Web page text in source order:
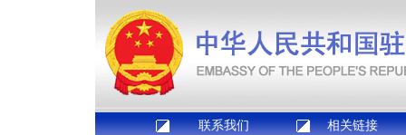
联系我们 相关链接